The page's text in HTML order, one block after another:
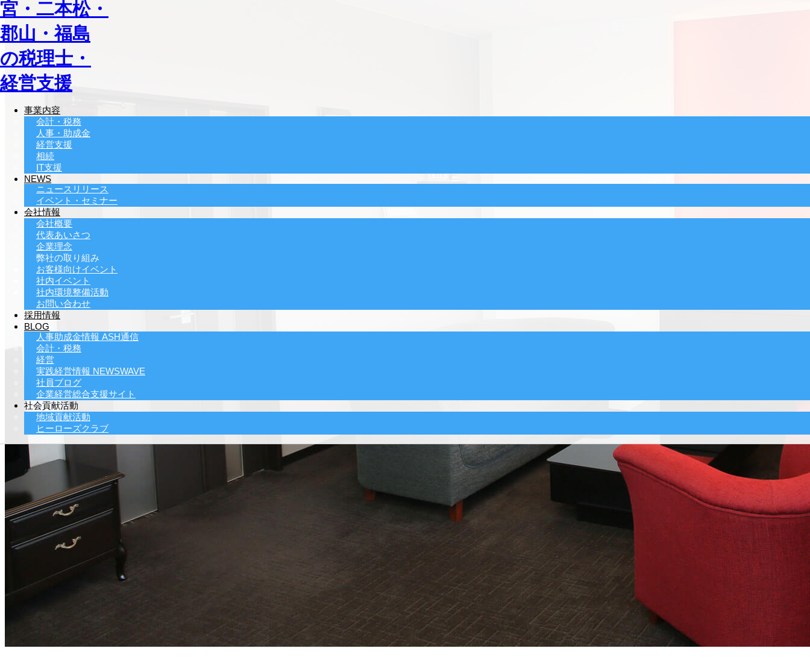
事業内容
会計・税務
人事・助成金
経営支援
相続
IT支援
NEWS
ニュースリリース
イベント・セミナー
会社情報
会社概要
代表あいさつ
企業理念
弊社の取り組み
お客様向けイベント
社内イベント
社内環境整備活動
お問い合わせ
採用情報
BLOG
人事助成金情報 ASH通信
会計・税務
経営
実践経営情報 NEWSWAVE
社員ブログ
企業経営総合支援サイト
社会貢献活動
地域貢献活動
ヒーローズクラブ